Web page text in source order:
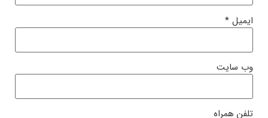
ایمیل *
وب‌ سایت
تلفن همراه